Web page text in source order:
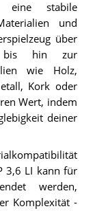
eine stabile
und
über
bis hin zur
wie Holz,
Kork oder
Wert, indem
deiner
3,6 LI kann für
werden,
Komplexität -